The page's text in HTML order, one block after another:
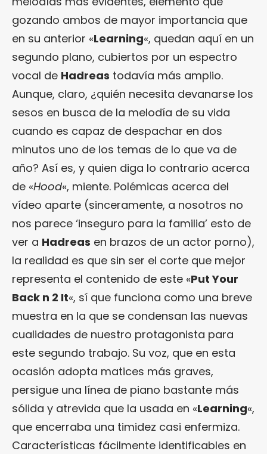
gozando ambos de mayor importancia que
en su anterior «Learning«, quedan aquí en un
segundo plano, cubiertos por un espectro
vocal de Hadreas todavía más amplio.
Aunque, claro, ¿quién necesita devanarse los
sesos en busca de la melodía de su vida
cuando es capaz de despachar en dos
minutos uno de los temas de lo que va de
año? Así es, y quien diga lo contrario acerca
de «Hood«, miente. Polémicas acerca del
vídeo aparte (sinceramente, a nosotros no
nos parece ‘inseguro para la familia’ esto de
ver a Hadreas en brazos de un actor porno),
la realidad es que sin ser el corte que mejor
representa el contenido de este «Put Your
Back n 2 It«, sí que funciona como una breve
muestra en la que se condensan las nuevas
cualidades de nuestro protagonista para
este segundo trabajo. Su voz, que en esta
ocasión adopta matices más graves,
persigue una línea de piano bastante más
sólida y atrevida que la usada en «Learning«,
que encerraba una timidez casi enfermiza.
Características fácilmente identificables en